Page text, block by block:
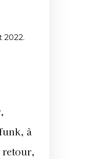
2022.
à
retour,